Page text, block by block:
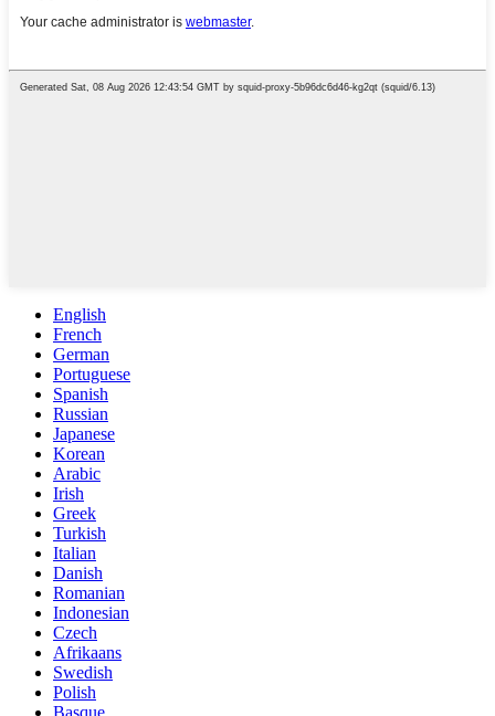
English
French
German
Portuguese
Spanish
Russian
Japanese
Korean
Arabic
Irish
Greek
Turkish
Italian
Danish
Romanian
Indonesian
Czech
Afrikaans
Swedish
Polish
Basque